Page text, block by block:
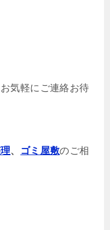
気軽にご連絡お待
、 ゴミ屋敷のご相